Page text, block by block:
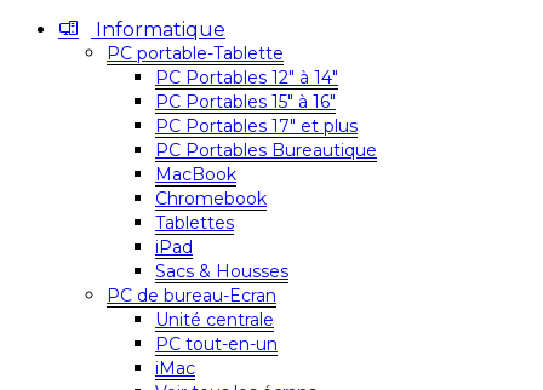
Informatique
PC portable-Tablette
PC Portables 12″ à 14″
PC Portables 15″ à 16″
PC Portables 17″ et plus
PC Portables Bureautique
MacBook
Chromebook
Tablettes
iPad
Sacs & Housses
PC de bureau-Ecran
Unité centrale
PC tout-en-un
iMac